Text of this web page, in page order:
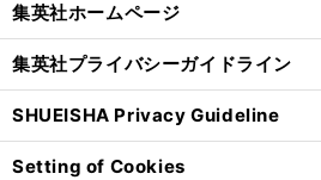
集英社ホームページ
集英社プライバシーガイドライン
SHUEISHA Privacy Guideline
Setting of Cookies